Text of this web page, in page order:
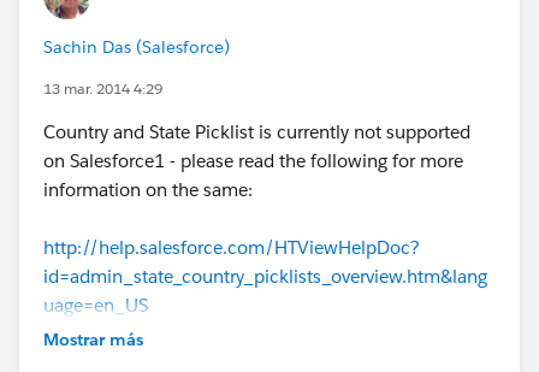
Sachin Das (Salesforce)
13 mar. 2014 4:29
Country and State Picklist is currently not supported
on Salesforce1 - please read the following for more
information on the same:
http://help.salesforce.com/HTViewHelpDoc?
id=admin_state_country_picklists_overview.htm&lang
uage=en_US
Mostrar más